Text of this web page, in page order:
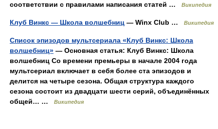
соответствии с правилами написания статей …
Википедия
Клуб Винкс — Школа волшебниц — Winx Club … Википедия
Список эпизодов мультсериала «Клуб Винкс: Школа
волшебниц» — Основная статья: Клуб Винкс: Школа
волшебниц Со времени премьеры в начале 2004 года
мультсериал включает в себя более ста эпизодов и
делится на четыре сезона. Общая структура каждого
сезона состоит из двадцати шести серий, объединённых
общей… …
Википедия